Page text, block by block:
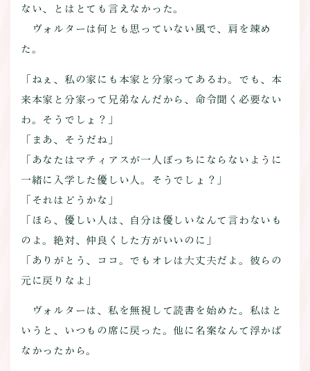
ない、とはとても言えなかった。
ヴォルターは何とも思っていない風で、肩を竦め
た。
「ねぇ、私の家にも本家と分家ってあるわ。でも、本
来本家と分家って兄弟なんだから、命令聞く必要ない
わ。そうでしょ？」
「まあ、そうだね」
「あなたはマティアスが一人ぼっちにならないように
一緒に入学した優しい人。そうでしょ？」
「それはどうかな」
「ほら、優しい人は、自分は優しいなんて言わないも
のよ。絶対、仲良くした方がいいのに」
「ありがとう、ココ。でもオレは大丈夫だよ。彼らの
元に戻りなよ」
ヴォルターは、私を無視して読書を始めた。私はと
いうと、いつもの席に戻った。他に名案なんて浮かば
なかったから。